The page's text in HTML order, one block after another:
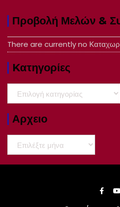
Προβολή Μελών &
There are currently no
Kατηγορίες
Αρχειο